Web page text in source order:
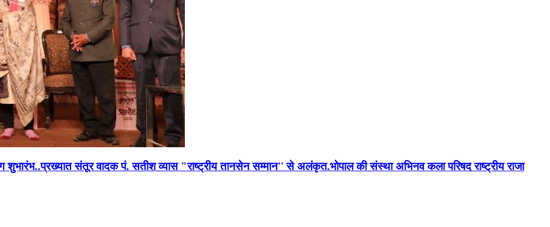
शुभारंभ..प्रख्यात संतूर वादक पं. सतीश व्यास "राष्ट्रीय तानसेन सम्मान'' से अलंकृत.भोपाल की संस्था अभिनव कला परिषद राष्ट्रीय राजा